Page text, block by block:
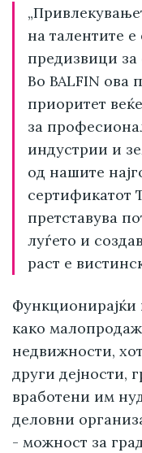
на талентите
предизвици за
Во BALFIN ова
приоритет
за
индустрии и
од нашите
сертификатот
претставува
луѓето и
раст е
Функционирајќи
како
недвижности,
други дејности,
вработени им
деловни
- можност за